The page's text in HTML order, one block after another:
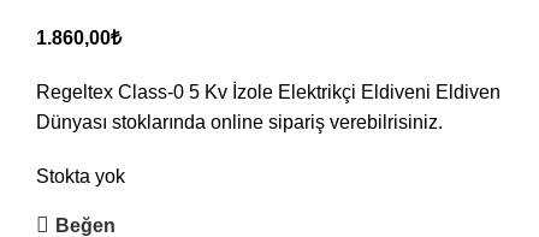
1.860,00₺
Regeltex Class-0 5 Kv İzole Elektrikçi Eldiveni Eldiven
Dünyası stoklarında online sipariş verebilrisiniz.
Stokta yok
Beğen